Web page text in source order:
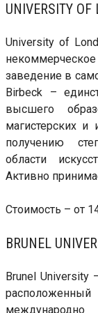
UNIVERSITY OF
University of
заведение в
Birbeck –
высшего
магистерских и
получению
области
Активно
Стоимость – от
BRUNEL
Brunel University